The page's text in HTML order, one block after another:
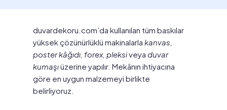
duvardekoru.com’da kullanılan tüm baskılar
yüksek çözünürlüklü makinalarla kanvas,
poster kâğıdı, forex, pleksiveya duvar
kumaşıüzerine yapılır. Mekânın ihtiyacına
göre en uygun malzemeyi birlikte
belirliyoruz.